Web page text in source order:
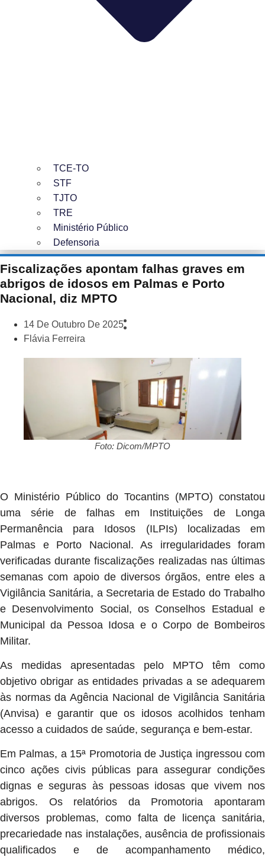
TCE-TO
STF
TJTO
TRE
Ministério Público
Defensoria
Fiscalizações apontam falhas graves em
abrigos de idosos em Palmas e Porto
Nacional, diz MPTO
14 De Outubro De 2025
Flávia Ferreira
Foto: Dicom/MPTO
O Ministério Público do Tocantins (MPTO) constatou
uma série de falhas em Instituições de Longa
Permanência para Idosos (ILPIs) localizadas em
Palmas e Porto Nacional. As irregularidades foram
verificadas durante fiscalizações realizadas nas últimas
semanas com apoio de diversos órgãos, entre eles a
Vigilância Sanitária, a Secretaria de Estado do Trabalho
e Desenvolvimento Social, os Conselhos Estadual e
Municipal da Pessoa Idosa e o Corpo de Bombeiros
Militar.
As medidas apresentadas pelo MPTO têm como
objetivo obrigar as entidades privadas a se adequarem
às normas da Agência Nacional de Vigilância Sanitária
(Anvisa) e garantir que os idosos acolhidos tenham
acesso a cuidados de saúde, segurança e bem-estar.
Em Palmas, a 15ª Promotoria de Justiça ingressou com
cinco ações civis públicas para assegurar condições
dignas e seguras às pessoas idosas que vivem nos
abrigos. Os relatórios da Promotoria apontaram
diversos problemas, como falta de licença sanitária,
precariedade nas instalações, ausência de profissionais
qualificados e de acompanhamento médico,